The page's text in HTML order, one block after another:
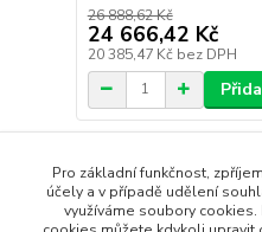
26 888,62 Kč
24 666,42 Kč
20 385,47 Kč bez DPH
strana
Pro základní funkčnost,
účely a v případě udělení
využíváme soubory